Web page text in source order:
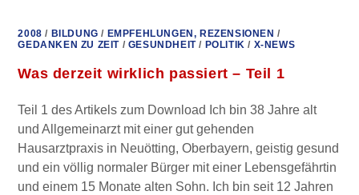
2008 / BILDUNG / EMPFEHLUNGEN, REZENSIONEN /
GEDANKEN ZU ZEIT / GESUNDHEIT/ POLITIK / X-NEWS
Was derzeit wirklich passiert – Teil 1
Teil 1 des Artikels zum Download Ich bin 38 Jahre alt
und Allgemeinarzt mit einer gut gehenden
Hausarztpraxis in Neuötting, Oberbayern, geistig gesund
und ein völlig normaler Bürger mit einer Lebensgefährtin
und einem 15 Monate alten Sohn. Ich bin seit 12 Jahren